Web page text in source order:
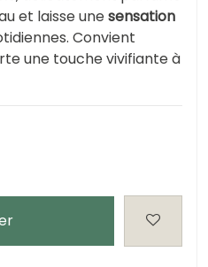
et laisse unesensation
Convient
une touche vivifiante à